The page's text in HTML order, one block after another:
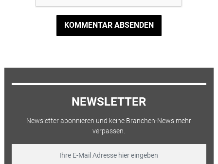
KOMMENTAR ABSENDEN
NEWSLETTER
Newsletter abonnieren und keine Branchen-News mehr
verpassen.